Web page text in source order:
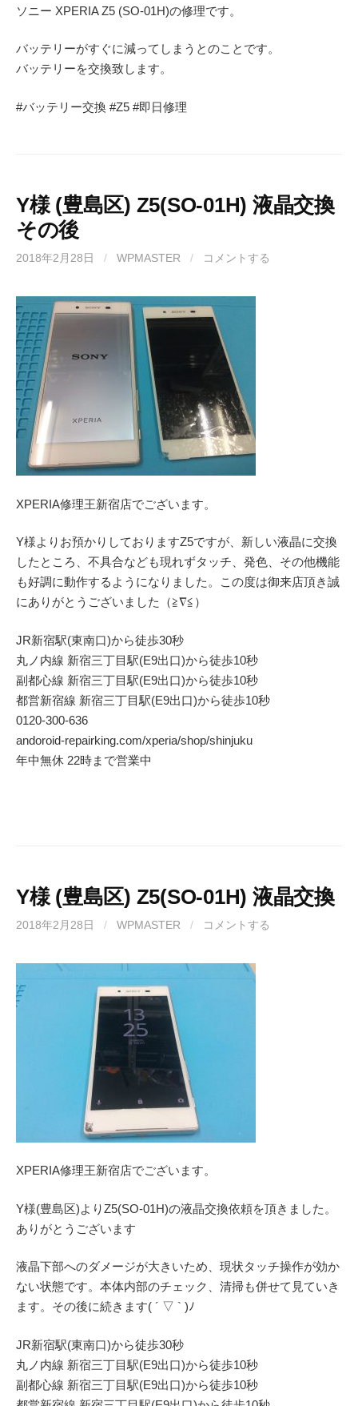
ソニー XPERIA Z5 (SO-01H)の修理です。
バッテリーがすぐに減ってしまうとのことです。
バッテリーを交換致します。
#バッテリー交換 #Z5 #即日修理
Y様 (豊島区) Z5(SO-01H) 液晶交換
その後
2018年2月28日 / WPMASTER / コメントする
XPERIA修理王新宿店でございます。
Y様よりお預かりしておりますZ5ですが、新しい液晶に交換
したところ、不具合なども現れずタッチ、発色、その他機能
も好調に動作するようになりました。この度は御来店頂き誠
にありがとうございました（≧∇≦）
JR新宿駅(東南口)から徒歩30秒
丸ノ内線 新宿三丁目駅(E9出口)から徒歩10秒
副都心線 新宿三丁目駅(E9出口)から徒歩10秒
都営新宿線 新宿三丁目駅(E9出口)から徒歩10秒
0120-300-636
andoroid-repairking.com/xperia/shop/shinjuku
年中無休 22時まで営業中
Y様 (豊島区) Z5(SO-01H) 液晶交換
2018年2月28日 / WPMASTER / コメントする
XPERIA修理王新宿店でございます。
Y様(豊島区)よりZ5(SO-01H)の液晶交換依頼を頂きました。
ありがとうございます
液晶下部へのダメージが大きいため、現状タッチ操作が効か
ない状態です。本体内部のチェック、清掃も併せて見ていき
ます。その後に続きます( ´ ▽ ` )ﾉ
JR新宿駅(東南口)から徒歩30秒
丸ノ内線 新宿三丁目駅(E9出口)から徒歩10秒
副都心線 新宿三丁目駅(E9出口)から徒歩10秒